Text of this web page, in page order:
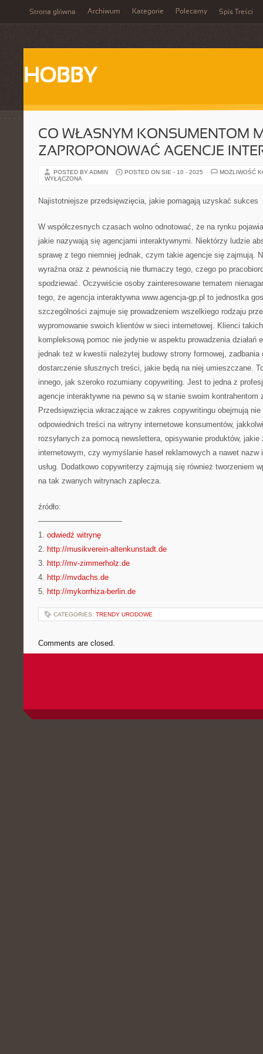
Strona główna Archiwum Kategorie Polecamy Spis Treści
HOBBY
CO WŁASNYM KONSUMENTOM
ZAPROPONOWAĆ AGENCJE
POSTED BY ADMIN POSTED ON SIE - 10 - 2025
MOŻLIWOŚĆ
WYŁĄCZONA
Najistotniejsze przedsięwzięcia, jakie pomagają uzyskać sukces
W współczesnych czasach wolno odnotować, że na rynku
jakie nazywają się agencjami interaktywnymi. Niektórzy ludzie
sprawę z tego niemniej jednak, czym takie agencje się zajmują.
wyraźna oraz z pewnością nie tłumaczy tego, czego po
spodziewać. Oczywiście osoby zainteresowane tematem
tego, że agencja interaktywna www.agencja-gp.pl to jednostka
szczególności zajmuje się prowadzeniem wszelkiego rodzaju
wypromowanie swoich klientów w sieci internetowej. Klienci
kompleksową pomoc nie jedynie w aspektu prowadzenia działań
jednak też w kwestii należytej budowy strony formowej, zadbania
dostarczenie słusznych treści, jakie będą na niej umieszczane.
innego, jak szeroko rozumiany copywriting. Jest to jedna z
agencje interaktywne na pewno są w stanie swoim kontrahentom
Przedsięwzięcia wkraczające w zakres copywritingu obejmują
odpowiednich treści na witryny internetowe konsumentów,
rozsyłanych za pomocą newslettera, opisywanie produktów,
internetowym, czy wymyślanie haseł reklamowych a nawet nazw
usług. Dodatkowo copywriterzy zajmują się również tworzeniem
na tak zwanych witrynach zaplecza.
źródło:
———————————
1. odwiedź witrynę
2. http://musikverein-altenkunstadt.de
3. http://mv-zimmerholz.de
4. http://mvdachs.de
5. http://mykorrhiza-berlin.de
CATEGORIES: TRENDY URODOWE
Comments are closed.